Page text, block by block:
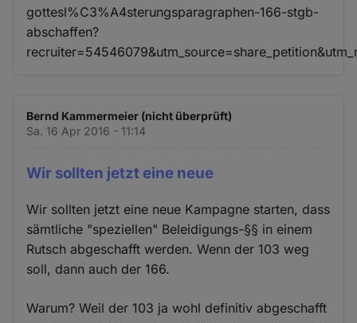
gottesl%C3%A4sterungsparagraphen-166-stgb-
abschaffen?
Bernd Kammermeier (nicht überprüft)
Sa. 16 Apr 2016 - 11:14
Wir sollten jetzt eine neue
Wir sollten jetzt eine neue Kampagne starten, dass
sämtliche "speziellen" Beleidigungs-§§ in einem
Rutsch abgeschafft werden. Wenn der 103 weg
soll, dann auch der 166.
Warum? Weil der 103 ja wohl definitiv abgeschafft